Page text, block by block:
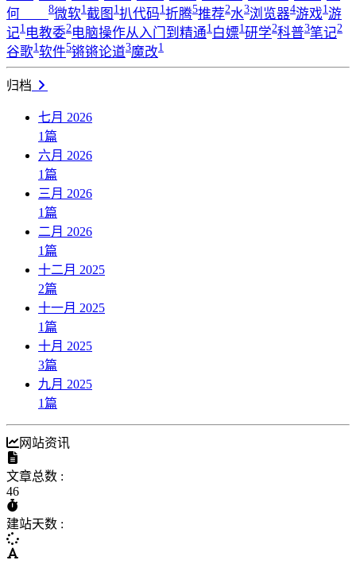
何____
8微软1截图 1扒代码1折腾5推荐2水3浏览器4游戏1游
记1 电教委2电脑操作从入门到精通1 白嫖1研学2科普3笔记2
谷歌1软件5锵锵论道3魔改1
归档
七月 2026
1篇
六月 2026
1篇
三月 2026
1篇
二月 2026
1篇
十二月 2025
2篇
十一月 2025
1篇
十月 2025
3篇
九月 2025
1篇
网站资讯
文章总数 :
46
建站天数 :